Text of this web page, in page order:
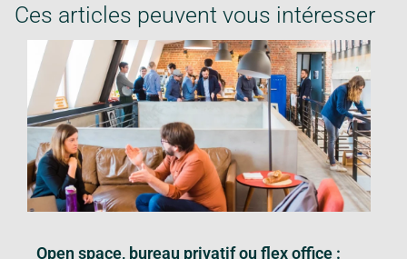
Ces articles peuvent vous intéresser
Open space, bureau privatif ou flex office :